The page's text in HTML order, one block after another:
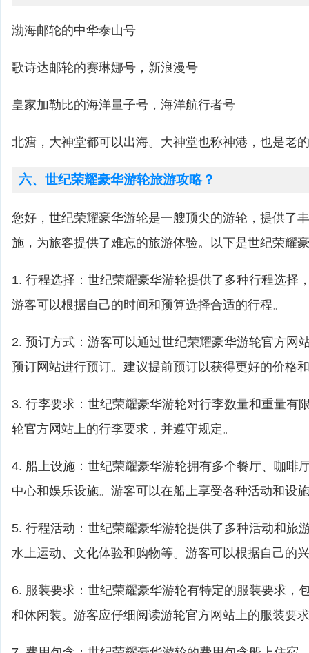
渤海邮轮的中华泰山号
歌诗达邮轮的赛琳娜号，新浪漫号
皇家加勒比的海洋量子号，海洋航行者号
北溏，大神堂都可以出海。大神堂也称神港，也是老
六、世纪荣耀豪华游轮旅游攻略？
您好，世纪荣耀豪华游轮是一艘顶尖的游轮，提供了
施，为旅客提供了难忘的旅游体验。以下是世纪荣耀
1. 行程选择：世纪荣耀豪华游轮提供了多种行程选择
游客可以根据自己的时间和预算选择合适的行程。
2. 预订方式：游客可以通过世纪荣耀豪华游轮官方网
预订网站进行预订。建议提前预订以获得更好的价格
3. 行李要求：世纪荣耀豪华游轮对行李数量和重量有
轮官方网站上的行李要求，并遵守规定。
4. 船上设施：世纪荣耀豪华游轮拥有多个餐厅、咖啡
中心和娱乐设施。游客可以在船上享受各种活动和设
5. 行程活动：世纪荣耀豪华游轮提供了多种活动和旅
水上运动、文化体验和购物等。游客可以根据自己的
6. 服装要求：世纪荣耀豪华游轮有特定的服装要求，
和休闲装。游客应仔细阅读游轮官方网站上的服装要